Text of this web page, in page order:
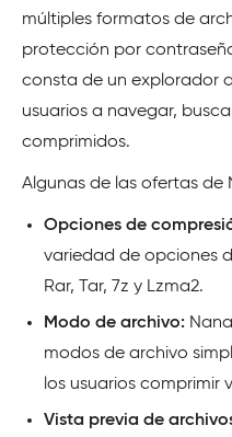
múltiples formatos de
protección por
consta de un explorador
usuarios a navegar,
comprimidos.
Algunas de las ofertas de
Opciones de
variedad de opciones
Rar, Tar, 7z y Lzma2.
Modo de archivo:
modos de archivo
los usuarios comprimir
Vista previa de